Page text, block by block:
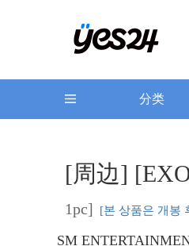
分类
[周边]
1pc] [본 상품은 개봉
SM